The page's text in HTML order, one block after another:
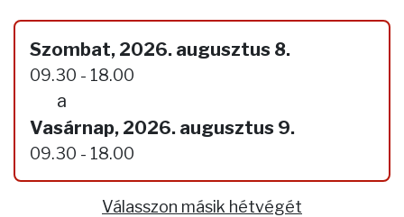
Szombat, 2026. augusztus 8.
09.30 - 18.00
a
Vasárnap, 2026. augusztus 9.
09.30 - 18.00
Válasszon másik hétvégét